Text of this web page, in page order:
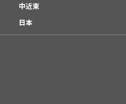
中近東
日本